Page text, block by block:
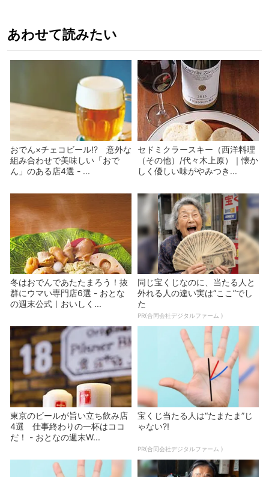
あわせて読みたい
おでん×チェコビール!? 意外な
組み合わせで美味しい「おで
ん」のある店4選 - ...
セドミクラースキー（西洋料理
（その他）/代々木上原）｜懐か
しく優しい味がやみつき...
冬はおでんであたたまろう！抜
群にウマい専門店6選 - おとな
の週末公式｜おいしく...
同じ宝くじなのに、当たる人と
外れる人の違い実は“ここ”でし
た
PR(合同会社デジタルファーム )
東京のビールが旨い立ち飲み店
4選 仕事終わりの一杯はココ
だ！ - おとなの週末W...
宝くじ当たる人は“たまたま”じ
ゃない?!
PR(合同会社デジタルファーム )